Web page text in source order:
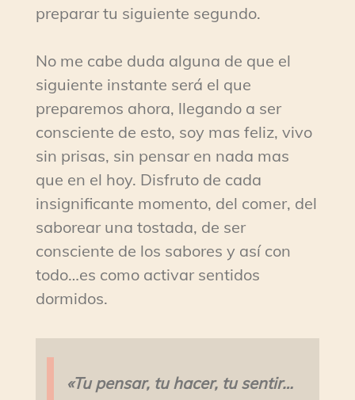
preparar tu siguiente segundo.
No me cabe duda alguna de que el
siguiente instante será el que
preparemos ahora, llegando a ser
consciente de esto, soy mas feliz, vivo
sin prisas, sin pensar en nada mas
que en el hoy. Disfruto de cada
insignificante momento, del comer, del
saborear una tostada, de ser
consciente de los sabores y así con
todo…es como activar sentidos
dormidos.
«Tu pensar, tu hacer, tu sentir…